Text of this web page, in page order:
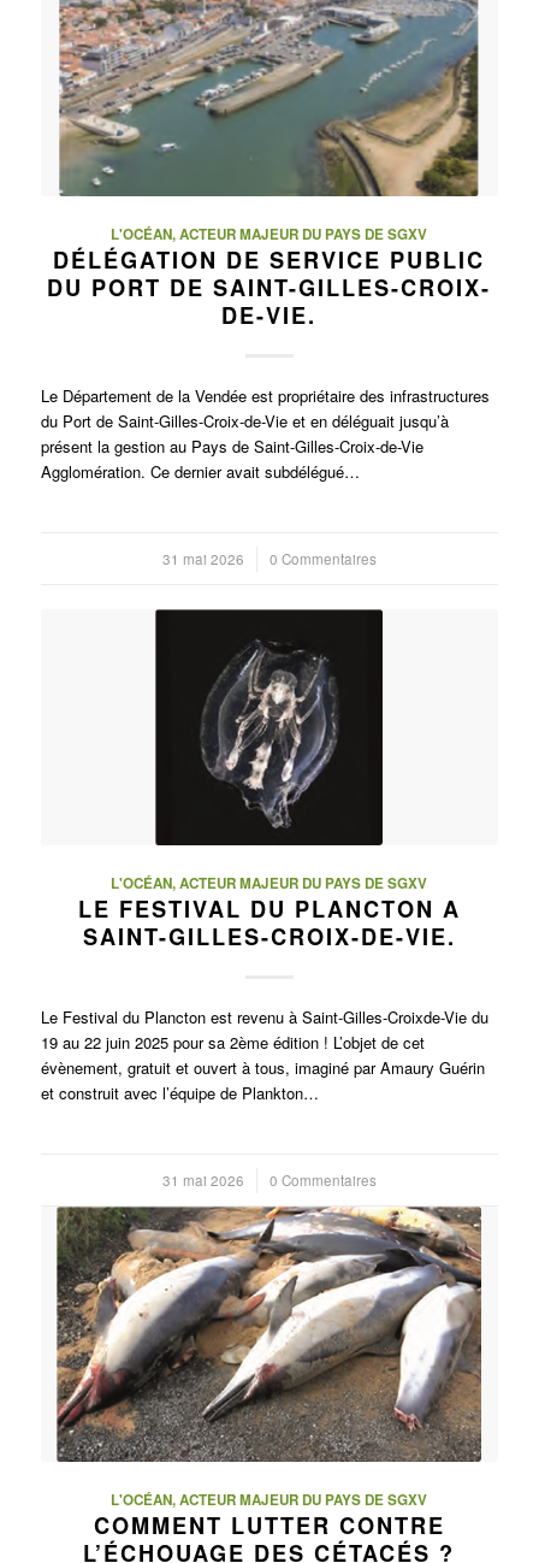
L'OCÉAN, ACTEUR MAJEUR DU PAYS DE SGXV
DÉLÉGATION DE SERVICE PUBLIC
DU PORT DE SAINT-GILLES-CROIX-
DE-VIE.
Le Département de la Vendée est propriétaire des infrastructures
du Port de Saint-Gilles-Croix-de-Vie et en déléguait jusqu’à
présent la gestion au Pays de Saint-Gilles-Croix-de-Vie
Agglomération. Ce dernier avait subdélégué…
31 mai 2026 0 Commentaires
L'OCÉAN, ACTEUR MAJEUR DU PAYS DE SGXV
LE FESTIVAL DU PLANCTON A
SAINT-GILLES-CROIX-DE-VIE.
Le Festival du Plancton est revenu à Saint-Gilles-Croixde-Vie du
19 au 22 juin 2025 pour sa 2ème édition ! L’objet de cet
évènement, gratuit et ouvert à tous, imaginé par Amaury Guérin
et construit avec l’équipe de Plankton…
31 mai 2026 0 Commentaires
L'OCÉAN, ACTEUR MAJEUR DU PAYS DE SGXV
COMMENT LUTTER CONTRE
L’ÉCHOUAGE DES CÉTACÉS ?